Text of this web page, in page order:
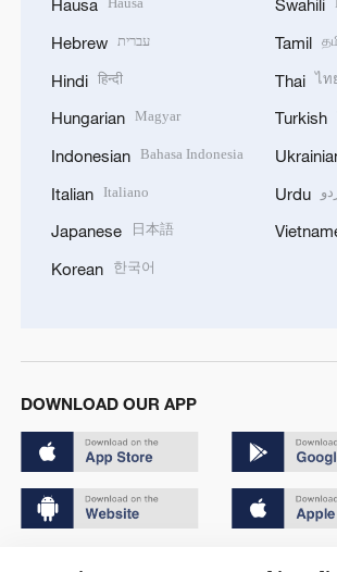
Hausa
Hebrew עברית
Hindi हिन्दी
Hungarian Magyar
Indonesian Bahasa Indonesia
Italian Italiano
Japanese 日本語
Korean 한국어
Swahili
Tamil
Thai ไท
Turkish
Urdu
DOWNLOAD OUR APP